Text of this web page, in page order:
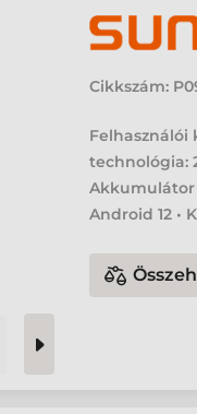
Cikkszám:
Felhasználói
technológia:
Akkumulátor
Android 12 •